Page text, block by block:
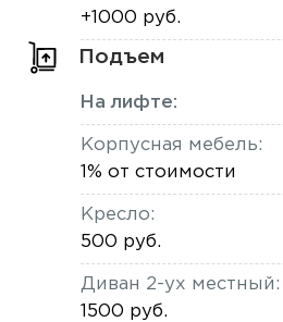
+1000 руб.
Подъем
На лифте:
Корпусная мебель:
1% от стоимости
Кресло:
500 руб.
Диван 2-ух местный:
1500 руб.